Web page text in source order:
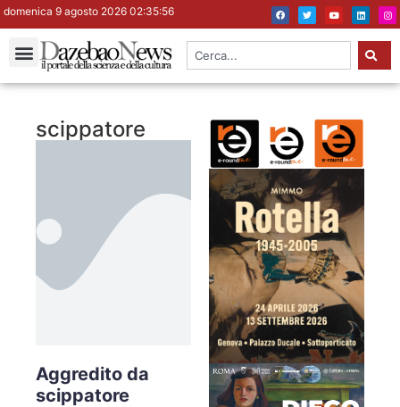
domenica 9 agosto 2026 02:35:56
scippatore
Aggredito da
scippatore